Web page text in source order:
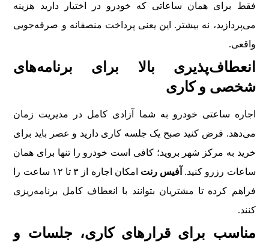
فقط برای همان ساعاتی که خودرو در اختیار دارید هزینه
می‌پردازید، نه بیشتر. این یعنی پرداخت منصفانه و صرفه‌جویی
واقعی.
انعطاف‌پذیری بالا برای برنامه‌های
شخصی و کاری
اجاره ساعتی خودرو به شما آزادی کامل در مدیریت زمان
می‌دهد. فرض کنید صبح یک جلسه کاری دارید و عصر باید برای
خرید به مرکز شهر بروید؛ کافی است خودرو را تنها برای همان
ساعات رزرو کنید. آفیس رنت
امکان اجاره از ۳ تا ۱۲ ساعت را
فراهم کرده تا مشتریان بتوانند با انعطاف کامل برنامه‌ریزی
کنند.
مناسب برای قرارهای کاری، جلسات و